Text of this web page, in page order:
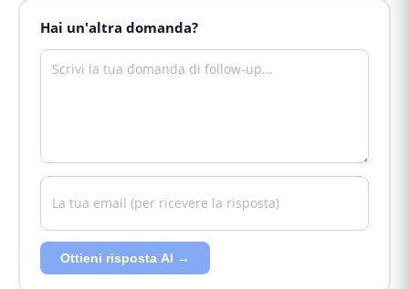
Hai un'altra domanda?
Ottieni risposta AI →